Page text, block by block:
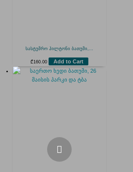
სასტუმრო ჰილტონი ბათუმი,...
₾ 160.00 Add to Cart